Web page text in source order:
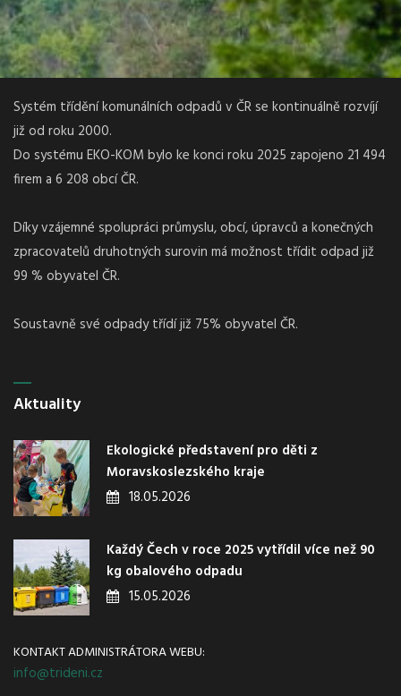
Systém třídění komunálních odpadů v ČR se kontinuálně rozvíjí
již od roku 2000.
Do systému EKO-KOM bylo ke konci roku 2025 zapojeno 21 494
firem a 6 208 obcí ČR.
Díky vzájemné spolupráci průmyslu, obcí, úpravců a konečných
zpracovatelů druhotných surovin má možnost třídit odpad již
99 % obyvatel ČR.
Soustavně své odpady třídí již 75% obyvatel ČR.
Aktuality
Ekologické představení pro děti z
Moravskoslezského kraje
18.05.2026
Každý Čech v roce 2025 vytřídil více než 90
kg obalového odpadu
15.05.2026
KONTAKT ADMINISTRÁTORA WEBU:
info@trideni.cz